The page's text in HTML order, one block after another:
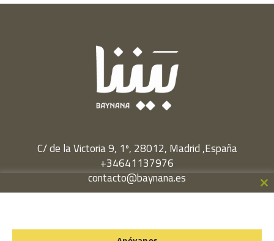
C/ de la Victoria 9, 1º, 28012, Madrid ,España
+34641137976
contacto@baynana.es